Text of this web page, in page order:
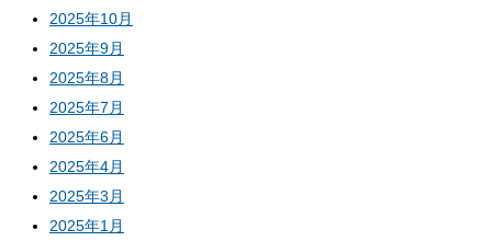
2025年10月
2025年9月
2025年8月
2025年7月
2025年6月
2025年4月
2025年3月
2025年1月